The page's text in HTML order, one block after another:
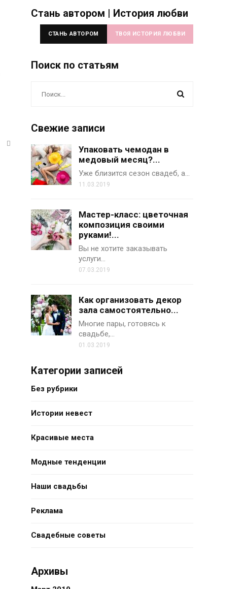
Стань автором | История любви
ТВОЯ ИСТОРИЯ ЛЮБВИ
СТАНЬ АВТОРОМ
Поиск по статьям
Свежие записи
Упаковать чемодан в
медовый месяц?...
Уже близится сезон свадеб, а…
11.03.2019
Мастер-класс: цветочная
композиция своими
руками!...
Вы не хотите заказывать
услуги…
07.03.2019
Как организовать декор
зала самостоятельно...
Многие пары, готовясь к
свадьбе,…
01.03.2019
Категории записей
Без рубрики
Истории невест
Красивые места
Модные тенденции
Наши свадьбы
Реклама
Свадебные советы
Архивы